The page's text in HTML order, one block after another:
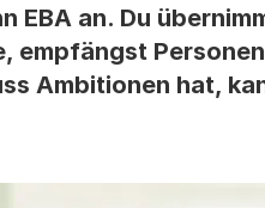
EBA an. Du
empfängst
Ambitionen hat,